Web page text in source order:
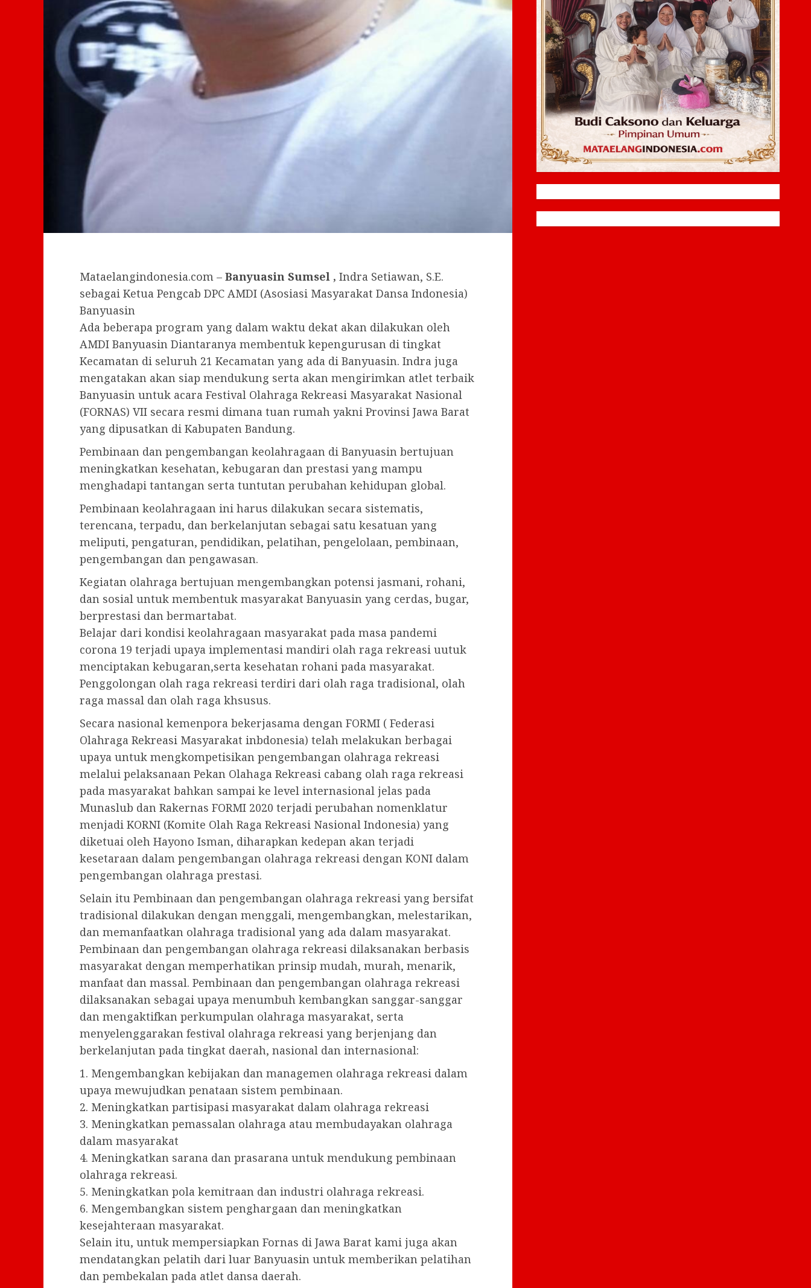
Mataelangindonesia.com – Banyuasin Sumsel , Indra Setiawan, S.E.
sebagai Ketua Pengcab DPC AMDI (Asosiasi Masyarakat Dansa Indonesia)
Banyuasin
Ada beberapa program yang dalam waktu dekat akan dilakukan oleh
AMDI Banyuasin Diantaranya membentuk kepengurusan di tingkat
Kecamatan di seluruh 21 Kecamatan yang ada di Banyuasin. Indra juga
mengatakan akan siap mendukung serta akan mengirimkan atlet terbaik
Banyuasin untuk acara Festival Olahraga Rekreasi Masyarakat Nasional
(FORNAS) VII secara resmi dimana tuan rumah yakni Provinsi Jawa Barat
yang dipusatkan di Kabupaten Bandung.
Pembinaan dan pengembangan keolahragaan di Banyuasin bertujuan
meningkatkan kesehatan, kebugaran dan prestasi yang mampu
menghadapi tantangan serta tuntutan perubahan kehidupan global.
Pembinaan keolahragaan ini harus dilakukan secara sistematis,
terencana, terpadu, dan berkelanjutan sebagai satu kesatuan yang
meliputi, pengaturan, pendidikan, pelatihan, pengelolaan, pembinaan,
pengembangan dan pengawasan.
Kegiatan olahraga bertujuan mengembangkan potensi jasmani, rohani,
dan sosial untuk membentuk masyarakat Banyuasin yang cerdas, bugar,
berprestasi dan bermartabat.
Belajar dari kondisi keolahragaan masyarakat pada masa pandemi
corona 19 terjadi upaya implementasi mandiri olah raga rekreasi uutuk
menciptakan kebugaran,serta kesehatan rohani pada masyarakat.
Penggolongan olah raga rekreasi terdiri dari olah raga tradisional, olah
raga massal dan olah raga khsusus.
Secara nasional kemenpora bekerjasama dengan FORMI ( Federasi
Olahraga Rekreasi Masyarakat inbdonesia) telah melakukan berbagai
upaya untuk mengkompetisikan pengembangan olahraga rekreasi
melalui pelaksanaan Pekan Olahaga Rekreasi cabang olah raga rekreasi
pada masyarakat bahkan sampai ke level internasional jelas pada
Munaslub dan Rakernas FORMI 2020 terjadi perubahan nomenklatur
menjadi KORNI (Komite Olah Raga Rekreasi Nasional Indonesia) yang
diketuai oleh Hayono Isman, diharapkan kedepan akan terjadi
kesetaraan dalam pengembangan olahraga rekreasi dengan KONI dalam
pengembangan olahraga prestasi.
Selain itu Pembinaan dan pengembangan olahraga rekreasi yang bersifat
tradisional dilakukan dengan menggali, mengembangkan, melestarikan,
dan memanfaatkan olahraga tradisional yang ada dalam masyarakat.
Pembinaan dan pengembangan olahraga rekreasi dilaksanakan berbasis
masyarakat dengan memperhatikan prinsip mudah, murah, menarik,
manfaat dan massal. Pembinaan dan pengembangan olahraga rekreasi
dilaksanakan sebagai upaya menumbuh kembangkan sanggar-sanggar
dan mengaktifkan perkumpulan olahraga masyarakat, serta
menyelenggarakan festival olahraga rekreasi yang berjenjang dan
berkelanjutan pada tingkat daerah, nasional dan internasional:
1. Mengembangkan kebijakan dan managemen olahraga rekreasi dalam
upaya mewujudkan penataan sistem pembinaan.
2. Meningkatkan partisipasi masyarakat dalam olahraga rekreasi
3. Meningkatkan pemassalan olahraga atau membudayakan olahraga
dalam masyarakat
4. Meningkatkan sarana dan prasarana untuk mendukung pembinaan
olahraga rekreasi.
5. Meningkatkan pola kemitraan dan industri olahraga rekreasi.
6. Mengembangkan sistem penghargaan dan meningkatkan
kesejahteraan masyarakat.
Selain itu, untuk mempersiapkan Fornas di Jawa Barat kami juga akan
mendatangkan pelatih dari luar Banyuasin untuk memberikan pelatihan
dan pembekalan pada atlet dansa daerah.